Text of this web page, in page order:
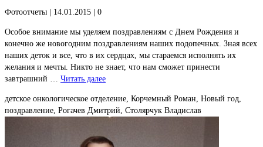
Фотоотчеты | 14.01.2015 | 0
Особое внимание мы уделяем поздравлениям с Днем Рождения и
конечно же новогодним поздравлениям наших подопечных. Зная всех
наших деток и все, что в их сердцах, мы стараемся исполнять их
желания и мечты. Никто не знает, что нам сможет принести
завтрашний … Читать далее
детское онкологическое отделение, Корчемный Роман, Новый год,
поздравление, Рогачев Дмитрий, Столярчук Владислав